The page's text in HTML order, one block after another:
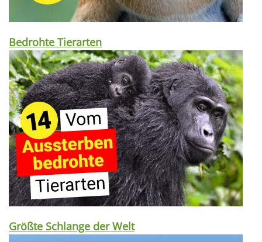
Bedrohte Tierarten
Größte Schlange der Welt